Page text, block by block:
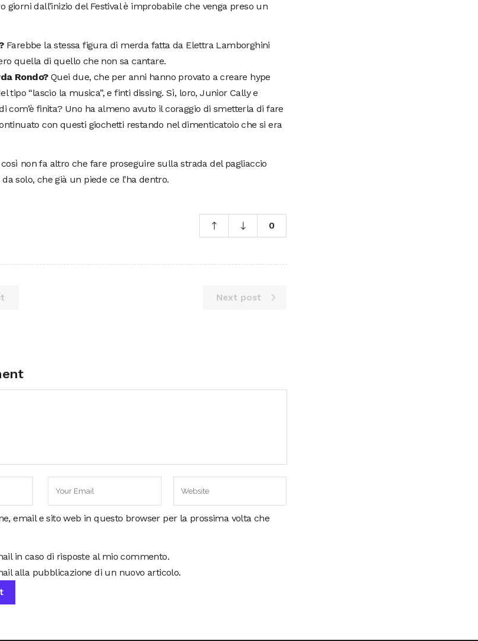
giorni dall’inizio del Festival è improbabile che venga preso un
Farebbe la stessa figura di merda fatta da Elettra Lamborghini
quella di quello che non sa cantare.
Rondo?Quei due, che per anni hanno provato a creare hype
tipo “lascio la musica”, e finti dissing. Sì, loro, Junior Cally e
com’è finita? Uno ha almeno avuto il coraggio di smetterla di fare
con questi giochetti restando nel dimenticatoio che si era
così non fa altro che fare proseguire sulla strada del pagliaccio
solo, che già un piede ce l’ha dentro.
0
Next post
email e sito web in questo browser per la prossima volta che
in caso di risposte al mio commento.
alla pubblicazione di un nuovo articolo.